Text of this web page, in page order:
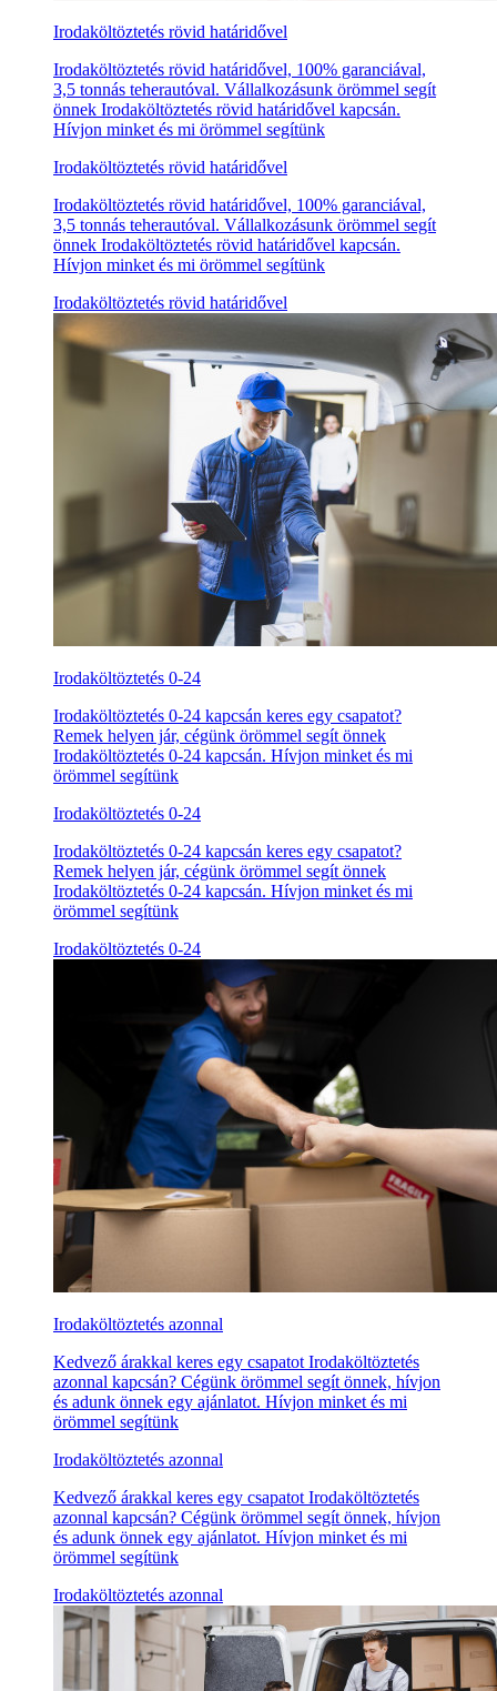
Irodaköltöztetés rövid határidővel
Irodaköltöztetés rövid határidővel, 100% garanciával,
3,5 tonnás teherautóval. Vállalkozásunk örömmel segít
önnek Irodaköltöztetés rövid határidővel kapcsán.
Hívjon minket és mi örömmel segítünk
Irodaköltöztetés rövid határidővel
Irodaköltöztetés rövid határidővel, 100% garanciával,
3,5 tonnás teherautóval. Vállalkozásunk örömmel segít
önnek Irodaköltöztetés rövid határidővel kapcsán.
Hívjon minket és mi örömmel segítünk
Irodaköltöztetés rövid határidővel
Irodaköltöztetés 0-24
Irodaköltöztetés 0-24 kapcsán keres egy csapatot?
Remek helyen jár, cégünk örömmel segít önnek
Irodaköltöztetés 0-24 kapcsán. Hívjon minket és mi
örömmel segítünk
Irodaköltöztetés 0-24
Irodaköltöztetés 0-24 kapcsán keres egy csapatot?
Remek helyen jár, cégünk örömmel segít önnek
Irodaköltöztetés 0-24 kapcsán. Hívjon minket és mi
örömmel segítünk
Irodaköltöztetés 0-24
Irodaköltöztetés azonnal
Kedvező árakkal keres egy csapatot Irodaköltöztetés
azonnal kapcsán? Cégünk örömmel segít önnek, hívjon
és adunk önnek egy ajánlatot. Hívjon minket és mi
örömmel segítünk
Irodaköltöztetés azonnal
Kedvező árakkal keres egy csapatot Irodaköltöztetés
azonnal kapcsán? Cégünk örömmel segít önnek, hívjon
és adunk önnek egy ajánlatot. Hívjon minket és mi
örömmel segítünk
Irodaköltöztetés azonnal